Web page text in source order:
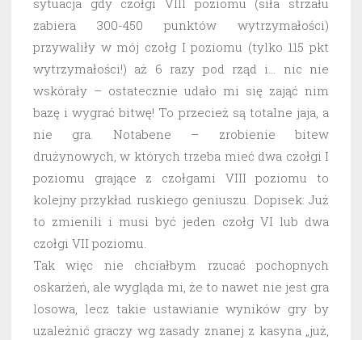
sytuacja gdy czołgi VIII poziomu (siła strzału
zabiera 300-450 punktów wytrzymałości)
przywaliły w mój czołg I poziomu (tylko 115 pkt
wytrzymałości!) aż 6 razy pod rząd i… nic nie
wskórały – ostatecznie udało mi się zająć nim
bazę i wygrać bitwę! To przecież są totalne jaja, a
nie gra. Notabene – zrobienie bitew
drużynowych, w których trzeba mieć dwa czołgi I
poziomu grające z czołgami VIII poziomu to
kolejny przykład ruskiego geniuszu. Dopisek: Już
to zmienili i musi być jeden czołg VI lub dwa
czołgi VII poziomu.
Tak więc nie chciałbym rzucać pochopnych
oskarżeń, ale wygląda mi, że to nawet nie jest gra
losowa, lecz takie ustawianie wyników gry by
uzależnić graczy wg zasady znanej z kasyna „już,